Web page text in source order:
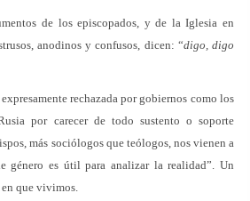
de los episcopados, y de la Iglesia en
anodinos y confusos, dicen: “digo, digo
rechazada por gobiernos como los
por carecer de todo sustento o soporte
más sociólogos que teólogos, nos vienen a
género es útil para analizar la realidad”. Un
en que vivimos.